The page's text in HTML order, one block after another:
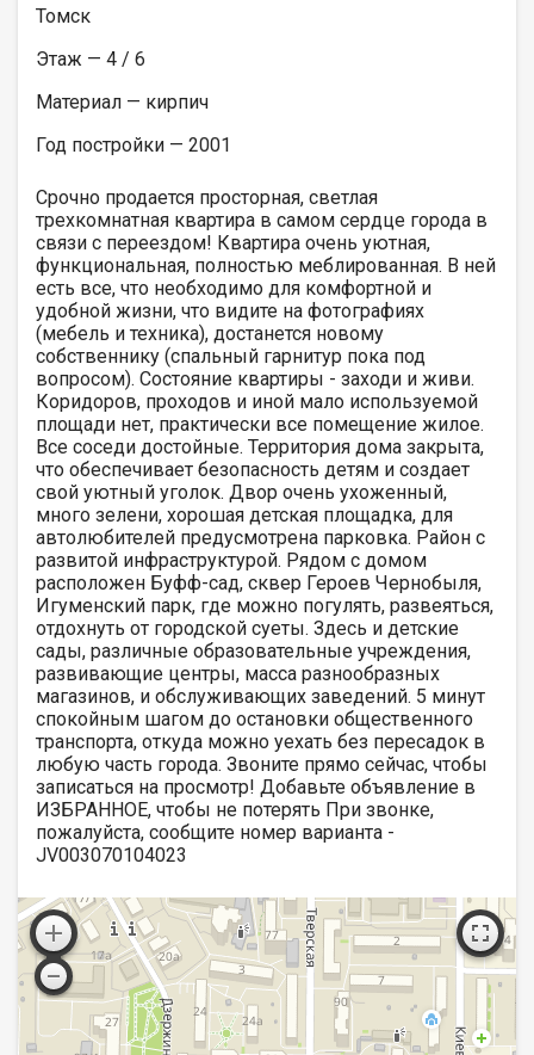
Томск
Этаж — 4 / 6
Материал — кирпич
Год постройки — 2001
Срочно продается просторная, светлая
трехкомнатная квартира в самом сердце города в
связи с переездом! Квартира очень уютная,
функциональная, полностью меблированная. В ней
есть все, что необходимо для комфортной и
удобной жизни, что видите на фотографиях
(мебель и техника), достанется новому
собственнику (спальный гарнитур пока под
вопросом). Состояние квартиры - заходи и живи.
Коридоров, проходов и иной мало используемой
площади нет, практически все помещение жилое.
Все соседи достойные. Территория дома закрыта,
что обеспечивает безопасность детям и создает
свой уютный уголок. Двор очень ухоженный,
много зелени, хорошая детская площадка, для
автолюбителей предусмотрена парковка. Район с
развитой инфраструктурой. Рядом с домом
расположен Буфф-сад, сквер Героев Чернобыля,
Игуменский парк, где можно погулять, развеяться,
отдохнуть от городской суеты. Здесь и детские
сады, различные образовательные учреждения,
развивающие центры, масса разнообразных
магазинов, и обслуживающих заведений. 5 минут
спокойным шагом до остановки общественного
транспорта, откуда можно уехать без пересадок в
любую часть города. Звоните прямо сейчас, чтобы
записаться на просмотр! Добавьте объявление в
ИЗБРАННОЕ, чтобы не потерять При звонке,
пожалуйста, сообщите номер варианта -
JV003070104023